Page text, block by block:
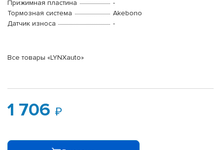
Прижимная пластина
-
Тормозная система
Akebono
Датчик износа
-
Все товары «LYNXauto»
1 706